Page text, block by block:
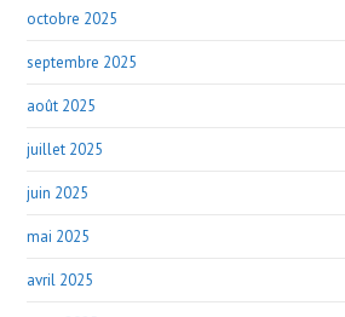
octobre 2025
septembre 2025
août 2025
juillet 2025
juin 2025
mai 2025
avril 2025